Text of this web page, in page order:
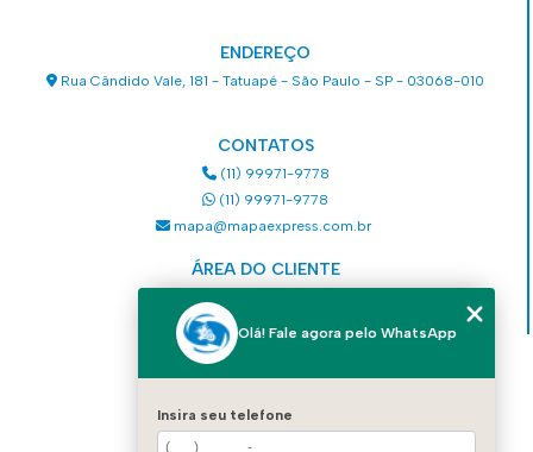
ENDEREÇO
Rua Cândido Vale, 181 - Tatuapé - São Paulo - SP - 03068-010
CONTATOS
(11) 99971-9778
(11) 99971-9778
mapa@mapaexpress.com.br
ÁREA DO CLIENTE
QUEM SOMOS
Olá! Fale agora pelo WhatsApp
Insira seu telefone